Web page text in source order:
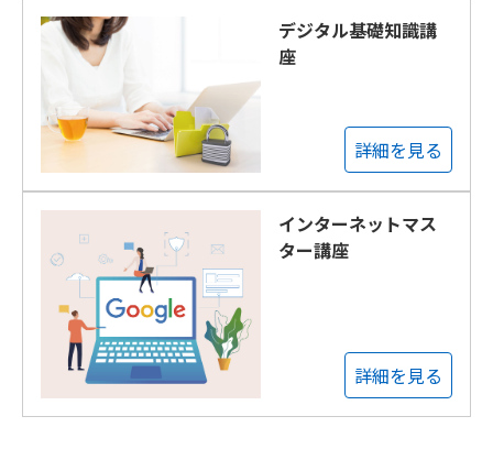
デジタル基礎知識講
座
詳細を見る
インターネットマス
ター講座
詳細を見る